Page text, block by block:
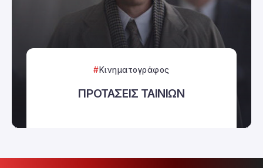
Κινηματογράφος
ΠΡΟΤΑΣΕΙΣ ΤΑΙΝΙΩΝ